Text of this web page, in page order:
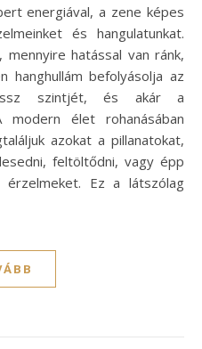
energiával, a zene képes
és hangulatunkat.
hatással van ránk,
hanghullám befolyásolja az
szintjét, és akár a
modern élet rohanásában
azokat a pillanatokat,
feltöltődni, vagy épp
érzelmeket. Ez a látszólag